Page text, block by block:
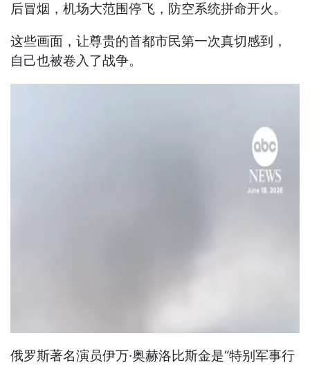
后冒烟，机场大范围停飞，防空系统拼命开火。
这些画面，让尊贵的首都市民第一次真切感到，
自己也被卷入了战争。
俄罗斯著名演员伊万·奥赫洛比斯金是“特别军事行